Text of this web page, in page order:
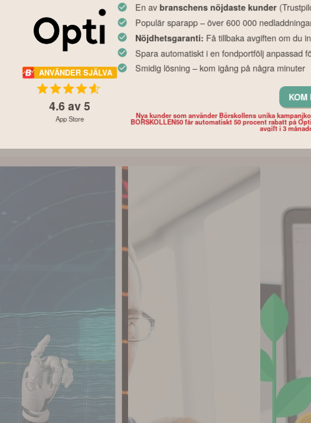
hävstången i ditt
sparande – så mycket
påverkar valutan din
Nyhet
Experternas fondråd
inför hösten – och det
Tid på
perfekt
siffrorna
ANVÄNDER SJÄLVA
4.6av 5
App Store
En av branschens nöjdaste kunder
Populär sparapp – över 600 000
Nöjdhetsgaranti: Få tillbaka avgiften om du
Spara automatiskt i en fondportfölj anpassad
Smidig lösning – kom igång på några minuter
KOM
Nya kunder som använder Börskollens unika
BORSKOLLEN50 får automatiskt 50 procent rabatt på
avgift i 3